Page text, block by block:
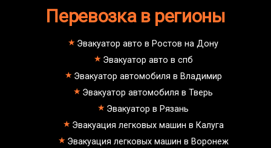
dongfeng;
малолитражные авто и скутеры.
Как вызвать эвакуатор
манипулятора для снегоходов
Октябрьское поле - Екатеринбург
буксровка
Как вызвать эвакуатор с
подземного паркинга
Октябрьское поле - Марьино
недорого
Октябрьское поле - Питер
эвакуатор седан
эвакуатор пикапа
эвакуатор фургона
Перевозка в регионы
Эвакуатор авто в Ростов на Дону
Эвакуатор авто в спб
Эвакуатор автомобиля в Владимир
Эвакуатор автомобиля в Тверь
Эвакуатор в Рязань
Эвакуация легковых машин в Калуга
Эвакуация легковых машин в Воронеж